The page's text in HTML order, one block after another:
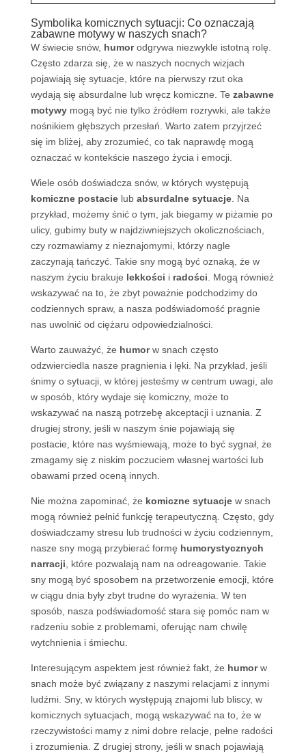
Symbolika komicznych sytuacji: Co oznaczają
zabawne motywy w naszych snach?
W świecie snów, humorodgrywa niezwykle istotną rolę.
Często zdarza się, że w naszych nocnych wizjach
pojawiają się sytuacje, które na pierwszy rzut oka
wydają się absurdalne lub wręcz komiczne. Te zabawne
motywymogą być nie tylko źródłem rozrywki, ale także
nośnikiem głębszych przesłań. Warto zatem przyjrzeć
się im bliżej, aby zrozumieć, co tak naprawdę mogą
oznaczać w kontekście naszego życia i emocji.
Wiele osób doświadcza snów, w których występują
komiczne postacielub absurdalne sytuacje. Na
przykład, możemy śnić o tym, jak biegamy w piżamie po
ulicy, gubimy buty w najdziwniejszych okolicznościach,
czy rozmawiamy z nieznajomymi, którzy nagle
zaczynają tańczyć. Takie sny mogą być oznaką, że w
naszym życiu brakuje lekkości i radości . Mogą również
wskazywać na to, że zbyt poważnie podchodzimy do
codziennych spraw, a nasza podświadomość pragnie
nas uwolnić od ciężaru odpowiedzialności.
Warto zauważyć, że humorw snach często
odzwierciedla nasze pragnienia i lęki. Na przykład, jeśli
śnimy o sytuacji, w której jesteśmy w centrum uwagi, ale
w sposób, który wydaje się komiczny, może to
wskazywać na naszą potrzebę akceptacji i uznania. Z
drugiej strony, jeśli w naszym śnie pojawiają się
postacie, które nas wyśmiewają, może to być sygnał, że
zmagamy się z niskim poczuciem własnej wartości lub
obawami przed oceną innych.
Nie można zapominać, że komiczne sytuacjew snach
mogą również pełnić funkcję terapeutyczną. Często, gdy
doświadczamy stresu lub trudności w życiu codziennym,
nasze sny mogą przybierać formę humorystycznych
narracji , które pozwalają nam na odreagowanie. Takie
sny mogą być sposobem na przetworzenie emocji, które
w ciągu dnia były zbyt trudne do wyrażenia. W ten
sposób, nasza podświadomość stara się pomóc nam w
radzeniu sobie z problemami, oferując nam chwilę
wytchnienia i śmiechu.
Interesującym aspektem jest również fakt, że humorw
snach może być związany z naszymi relacjami z innymi
ludźmi. Sny, w których występują znajomi lub bliscy, w
komicznych sytuacjach, mogą wskazywać na to, że w
rzeczywistości mamy z nimi dobre relacje, pełne radości
i zrozumienia. Z drugiej strony, jeśli w snach pojawiają